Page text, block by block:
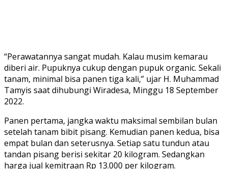
“Perawatannya sangat mudah. Kalau musim kemarau
diberi air. Pupuknya cukup dengan pupuk organic. Sekali
tanam, minimal bisa panen tiga kali,” ujar H. Muhammad
Tamyis saat dihubungi Wiradesa, Minggu 18 September
2022.
Panen pertama, jangka waktu maksimal sembilan bulan
setelah tanam bibit pisang. Kemudian panen kedua, bisa
empat bulan dan seterusnya. Setiap satu tundun atau
tandan pisang berisi sekitar 20 kilogram. Sedangkan
harga jual kemitraan Rp 13.000 per kilogram.